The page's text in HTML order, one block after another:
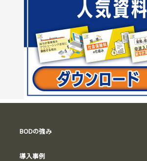
BODの強み
導入事例